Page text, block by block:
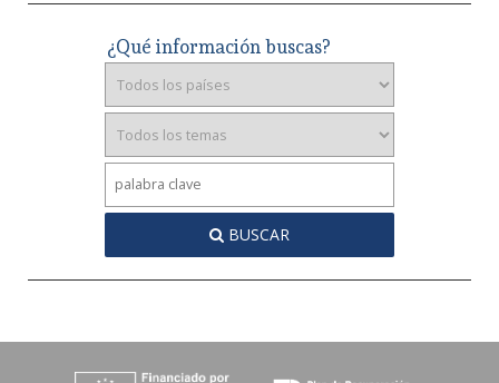
¿Qué información buscas?
BUSCAR